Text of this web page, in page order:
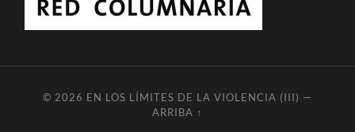
© 2026 EN LOS LÍMITES DE LA VIOLENCIA (III) —
ARRIBA ↑